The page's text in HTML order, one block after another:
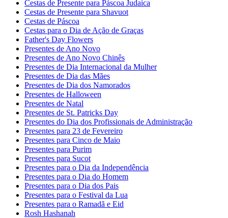
Cestas de Presente para Páscoa Judaica
Cestas de Presente para Shavuot
Cestas de Páscoa
Cestas para o Dia de Ação de Graças
Father's Day Flowers
Presentes de Ano Novo
Presentes de Ano Novo Chinês
Presentes de Dia Internacional da Mulher
Presentes de Dia das Mães
Presentes de Dia dos Namorados
Presentes de Halloween
Presentes de Natal
Presentes de St. Patricks Day
Presentes do Dia dos Profissionais de Administração
Presentes para 23 de Fevereiro
Presentes para Cinco de Maio
Presentes para Purim
Presentes para Sucot
Presentes para o Dia da Independência
Presentes para o Dia do Homem
Presentes para o Dia dos Pais
Presentes para o Festival da Lua
Presentes para o Ramadã e Eid
Rosh Hashanah